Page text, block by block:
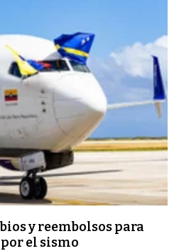
y reembolsos para
el sismo